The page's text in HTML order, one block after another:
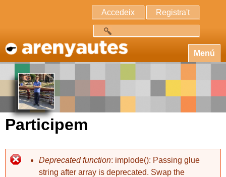
Accedeix Registra't
Menú
Participem
Deprecated function: implode(): Passing glue
string after array is deprecated. Swap the